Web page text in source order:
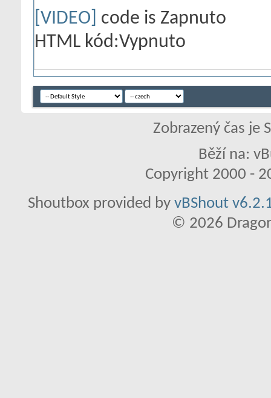
[VIDEO] code is Zapnuto
HTML kód:Vypnuto
Zobrazený čas je
Běží na:
Copyright 2000 -
Shoutbox provided by vBShout
© 2026